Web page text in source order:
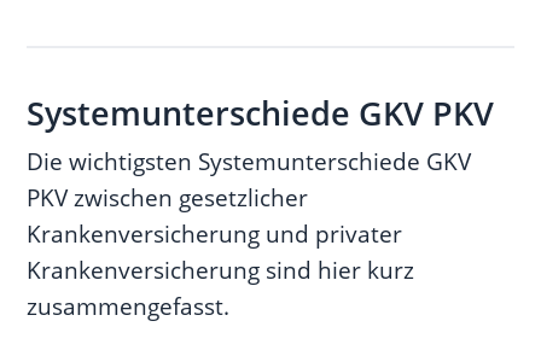
Systemunterschiede GKV PKV
Die wichtigsten Systemunterschiede GKV
PKV zwischen gesetzlicher
Krankenversicherung und privater
Krankenversicherung sind hier kurz
zusammengefasst.